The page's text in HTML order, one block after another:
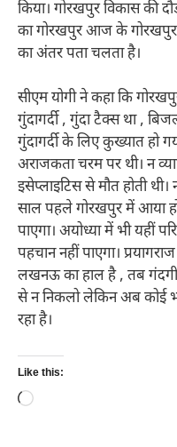
किया। गोरखपुर विकास की
का गोरखपुर आज के
का अंतर पता चलता है।
सीएम योगी ने कहा कि
गुंदागर्दी , गुंदा टैक्स था ,
गुंदागर्दी के लिए कुख्यात हो
अराजकता चरम पर थी। न
इसेप्लाइटिस से मौत होती
साल पहले गोरखपुर में आया
पाएगा। अयोध्या में भी यहीं
पहचान नहीं पाएगा।
लखनऊ का हाल है , तब गंदगी
से न निकलो लेकिन अब कोई
रहा है।
Like this:
Loading…